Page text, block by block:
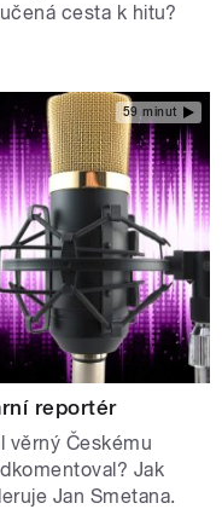
cesta k hitu?
59 minut
reportér
věrný Českému
Jak
Jan Smetana.